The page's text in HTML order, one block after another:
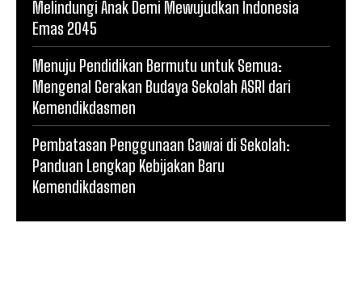
Melindungi Anak Demi Mewujudkan Indonesia
Emas 2045
Menuju Pendidikan Bermutu untuk Semua:
Mengenal Gerakan Budaya Sekolah ASRI dari
Kemendikdasmen
Pembatasan Penggunaan Gawai di Sekolah:
Panduan Lengkap Kebijakan Baru
Kemendikdasmen